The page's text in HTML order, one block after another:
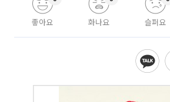
좋아요 화나요 슬퍼요